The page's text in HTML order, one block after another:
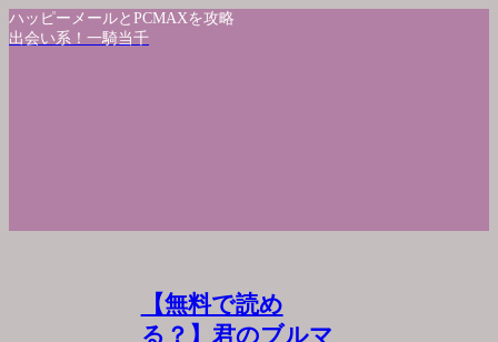
ハッピーメールとPCMAXを攻略
出会い系！一騎当千
【無料で読め
る？】君のブルマ